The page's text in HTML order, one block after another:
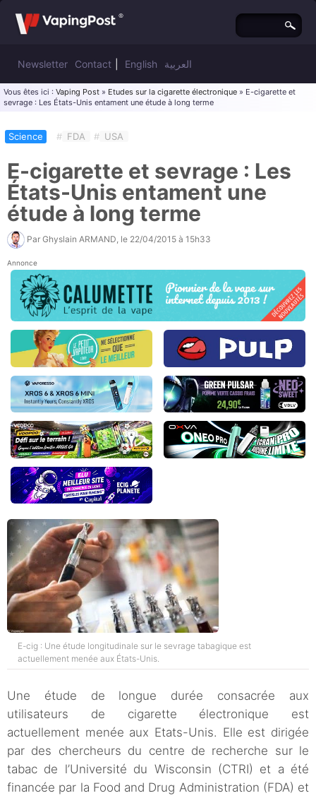
Newsletter Contact English العربية
Vous êtes ici : Vaping Post » Etudes sur la cigarette électronique » E-cigarette et
sevrage : Les États-Unis entament une étude à long terme
Science # FDA # USA
E-cigarette et sevrage : Les
États-Unis entament une
étude à long terme
Par Ghyslain ARMAND , le 22/04/2015 à 15h33
Annonce
E-cig : Une étude longitudinale sur le sevrage tabagique est
actuellement menée aux États-Unis.
Une étude de longue durée consacrée aux
utilisateurs de cigarette électronique est
actuellement menée aux Etats-Unis. Elle est dirigée
par des chercheurs du centre de recherche sur le
tabac de l’Université du Wisconsin (CTRI) et a été
financée par la Food and Drug Administration (FDA) et